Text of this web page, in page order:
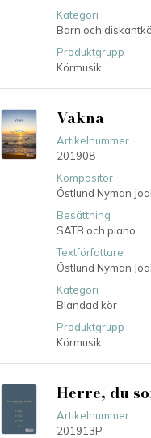
Kategori
Barn och
Produktgrupp
Körmusik
Vakna
Artikelnummer
201908
Kompositör
Östlund Nyman
Besättning
SATB och piano
Textförfattare
Östlund Nyman
Kategori
Blandad kör
Produktgrupp
Körmusik
Herre, du
Artikelnummer
201913P